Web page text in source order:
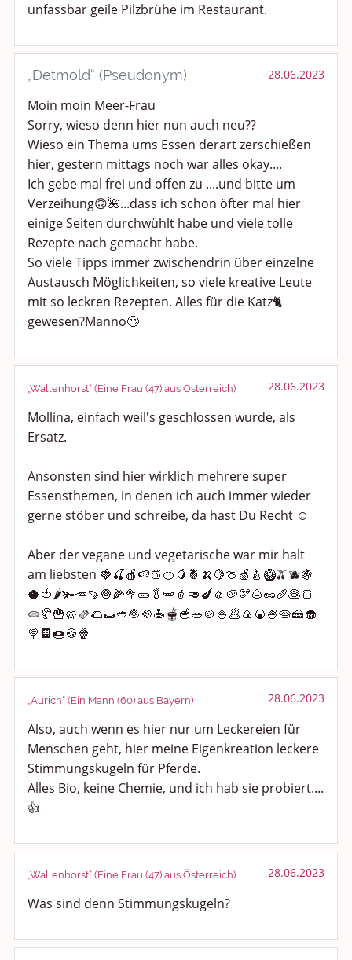
unfassbar geile Pilzbrühe im Restaurant.
„Detmold“ (Pseudonym) 28.06.2023
Moin moin Meer-Frau
Sorry, wieso denn hier nun auch neu??
Wieso ein Thema ums Essen derart zerschießen
hier, gestern mittags noch war alles okay....
Ich gebe mal frei und offen zu ....und bitte um
Verzeihung🙃🌺...dass ich schon öfter mal hier
einige Seiten durchwühlt habe und viele tolle
Rezepte nach gemacht habe.
So viele Tipps immer zwischendrin über einzelne
Austausch Möglichkeiten, so viele kreative Leute
mit so leckren Rezepten. Alles für die Katz🐈
gewesen?Manno🙄
„Wallenhorst“ (Eine Frau (47) aus Österreich) 28.06.2023
Mollina, einfach weil's geschlossen wurde, als
Ersatz.
Ansonsten sind hier wirklich mehrere super
Essensthemen, in denen ich auch immer wieder
gerne stöber und schreibe, da hast Du Recht ☺️
Aber der vegane und vegetarische war mir halt
am liebsten 🍓🍒🍎🍉🍑🍊🥭🍍🍌🍋🍈🍏🍐🥝🫒🫐🍇
🥥🍅🌶️🫚🥕🍠🧅🌽🥦🥒🥬🫛🫑🥑🍆🧄🥔🫘🌰🥜🥖🥞🍞
🫓🥐🍟🥨🫔🌮🌯🥙🧆🥘🍝🫕🥣🥗🍲🍚🥟🍙🍘🍧🥧🍰🧁
🍭🍫🍩🍪🍿
„Aurich“ (Ein Mann (60) aus Bayern) 28.06.2023
Also, auch wenn es hier nur um Leckereien für
Menschen geht, hier meine Eigenkreation leckere
Stimmungskugeln für Pferde.
Alles Bio, keine Chemie, und ich hab sie probiert....
👍
„Wallenhorst“ (Eine Frau (47) aus Österreich) 28.06.2023
Was sind denn Stimmungskugeln?